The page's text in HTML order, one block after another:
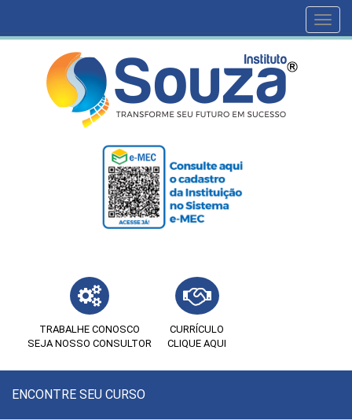
TRABALHE CONOSCO
SEJA NOSSO CONSULTOR
CURRÍCULO
CLIQUE AQUI
ENCONTRE SEU CURSO